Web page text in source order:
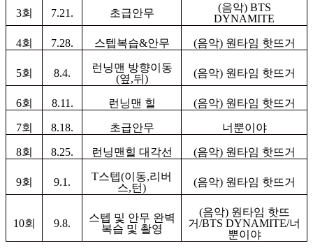
3회 7.21. 초급안무 (음악) BTS
DYNAMITE
4회 7.28. 스텝복습&안무 (음악) 원타임 핫뜨거
5회 8.4.
런닝맨 방향이동
(옆,뒤 ) (음악) 원타임 핫뜨거
6회 8.11. 런닝맨 힐 (음악) 원타임 핫뜨거
7회 8.18. 초급안무 너뿐이야
8회 8.25. 런닝맨힐 대각선 (음악) 원타임 핫뜨거
9회 9.1. T스텝(이동,리버
스,턴) (음악) 원타임 핫뜨거
10회 9.8.
스텝 및 안무 완벽
복습 및 촬영
(음악) 원타임 핫뜨
거/BTS DYNAMITE/너
뿐이야